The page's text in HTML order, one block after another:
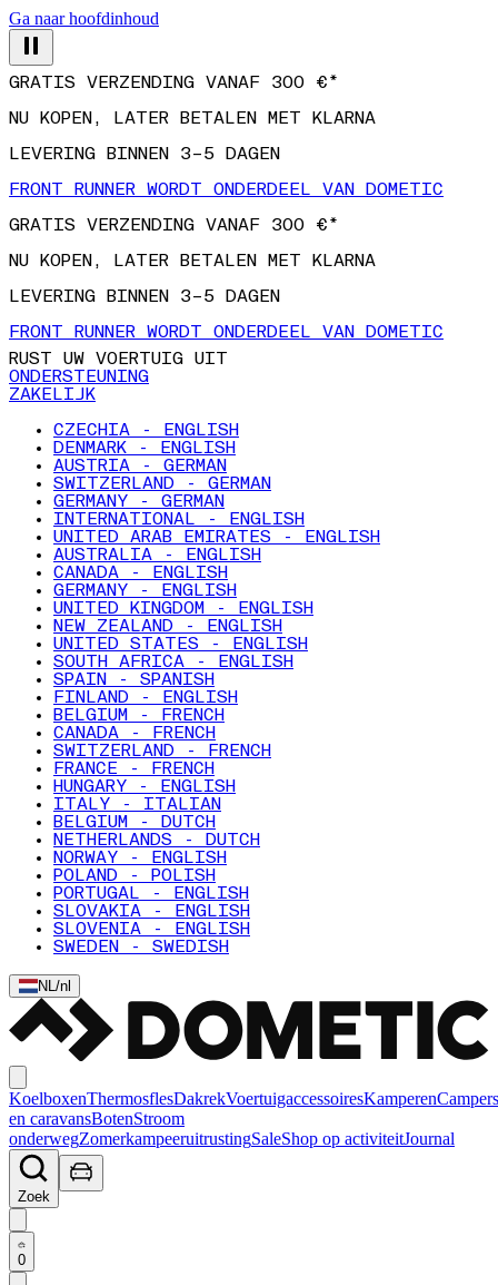
Ga naar hoofdinhoud
GRATIS VERZENDING VANAF 300 €*
NU KOPEN, LATER BETALEN MET KLARNA
LEVERING BINNEN 3–5 DAGEN
FRONT RUNNER WORDT ONDERDEEL VAN DOMETIC
GRATIS VERZENDING VANAF 300 €*
NU KOPEN, LATER BETALEN MET KLARNA
LEVERING BINNEN 3–5 DAGEN
FRONT RUNNER WORDT ONDERDEEL VAN DOMETIC
RUST UW VOERTUIG UIT
ONDERSTEUNING
ZAKELIJK
CZECHIA - ENGLISH
DENMARK - ENGLISH
AUSTRIA - GERMAN
SWITZERLAND - GERMAN
GERMANY - GERMAN
INTERNATIONAL - ENGLISH
UNITED ARAB EMIRATES - ENGLISH
AUSTRALIA - ENGLISH
CANADA - ENGLISH
GERMANY - ENGLISH
UNITED KINGDOM - ENGLISH
NEW ZEALAND - ENGLISH
UNITED STATES - ENGLISH
SOUTH AFRICA - ENGLISH
SPAIN - SPANISH
FINLAND - ENGLISH
BELGIUM - FRENCH
CANADA - FRENCH
SWITZERLAND - FRENCH
FRANCE - FRENCH
HUNGARY - ENGLISH
ITALY - ITALIAN
BELGIUM - DUTCH
NETHERLANDS - DUTCH
NORWAY - ENGLISH
POLAND - POLISH
PORTUGAL - ENGLISH
SLOVAKIA - ENGLISH
SLOVENIA - ENGLISH
SWEDEN - SWEDISH
NL/nl
KoelboxenThermosflesDakrekVoertuigaccessoiresKamperenCampers
en caravansBotenStroom
onderwegZomerkampeeruitrustingSaleShop op activiteitJournal
Zoek
0